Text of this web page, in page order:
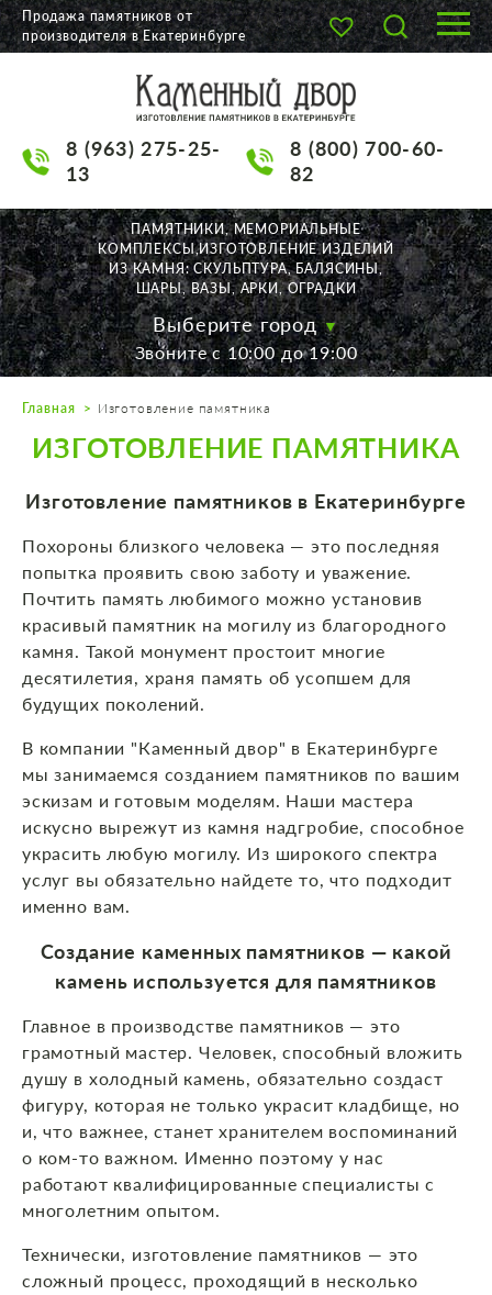
О КОМПАНИИ
НАШИ РАБОТЫ
АКЦИИ
ДОСТАВКА
КОНТАКТЫ
K2532513@yandex.ru
Пн. — Пт. с 10:00 до 19:00
Продажа памятников от
производителя в Екатеринбурге
8 (963) 275-25-
13
8 (800) 700-60-
82
ПАМЯТНИКИ, МЕМОРИАЛЬНЫЕ
КОМПЛЕКСЫ,ИЗГОТОВЛЕНИЕ ИЗДЕЛИЙ
ИЗ КАМНЯ: СКУЛЬПТУРА, БАЛЯСИНЫ,
ШАРЫ, ВАЗЫ, АРКИ, ОГРАДКИ
Выберите город
Звоните с 10:00 до 19:00
Главная Изготовление памятника
ИЗГОТОВЛЕНИЕ ПАМЯТНИКА
Изготовление памятников в Екатеринбурге
Похороны близкого человека — это последняя
попытка проявить свою заботу и уважение.
Почтить память любимого можно установив
красивый памятник на могилу из благородного
камня. Такой монумент простоит многие
десятилетия, храня память об усопшем для
будущих поколений.
В компании "Каменный двор" в Екатеринбурге
мы занимаемся созданием памятников по вашим
эскизам и готовым моделям. Наши мастера
искусно вырежут из камня надгробие, способное
украсить любую могилу. Из широкого спектра
услуг вы обязательно найдете то, что подходит
именно вам.
Создание каменных памятников — какой
камень используется для памятников
Главное в производстве памятников — это
грамотный мастер. Человек, способный вложить
душу в холодный камень, обязательно создаст
фигуру, которая не только украсит кладбище, но
и, что важнее, станет хранителем воспоминаний
о ком-то важном. Именно поэтому у нас
работают квалифицированные специалисты с
многолетним опытом.
Технически, изготовление памятников — это
сложный процесс, проходящий в несколько